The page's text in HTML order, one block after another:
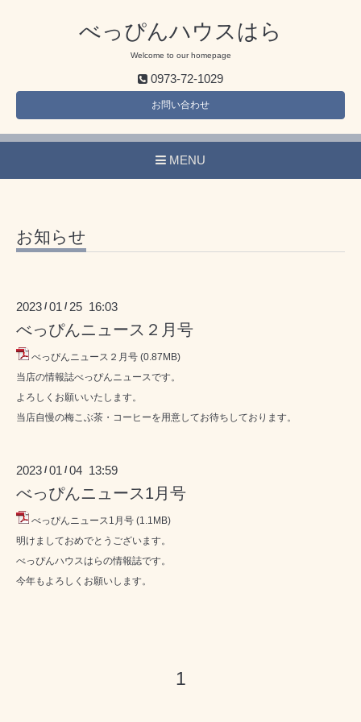
べっぴんハウスはら
Welcome to our homepage
0973-72-1029
お問い合わせ
MENU
お知らせ
2023 /01 / 25 16:03
べっぴんニュース２月号
べっぴんニュース２月号 (0.87MB)
当店の情報誌べっぴんニュースです。
よろしくお願いいたします。
当店自慢の梅こぶ茶・コーヒーを用意してお待ちしております。
2023 /01 /04 13:59
べっぴんニュース1月号
べっぴんニュース1月号 (1.1MB)
明けましておめでとうございます。
べっぴんハウスはらの情報誌です。
今年もよろしくお願いします。
1